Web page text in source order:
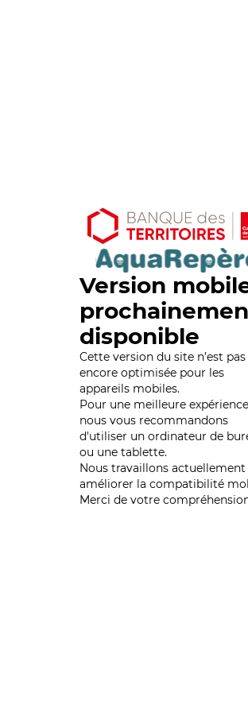
Version
disponible
Cette version du site n’est pas
encore optimisée pour les
appareils mobiles.
Pour une meilleure
nous vous recommandons
d'utiliser un ordinateur de
ou une tablette.
Nous travaillons actuellement
améliorer la compatibilité
Merci de votre